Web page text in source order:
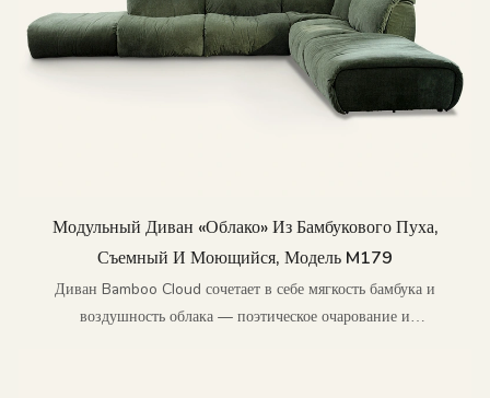
Модульный Диван «Облако» Из Бамбукового Пуха,
Съемный И Моющийся, Модель M179
Диван Bamboo Cloud сочетает в себе мягкость бамбука и
воздушность облака — поэтическое очарование и